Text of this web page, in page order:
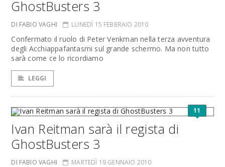
GhostBusters 3
DI FABIO VAGHI LUNEDÌ 15 FEBBRAIO 2010
Confermato il ruolo di Peter Venkman nella terza avventura
degli Acchiappafantasmi sul grande schermo. Ma non tutto
sarà come ce lo ricordiamo
LEGGI
11
Ivan Reitman sarà il regista di
GhostBusters 3
DI FABIO VAGHI MARTEDÌ 19 GENNAIO 2010